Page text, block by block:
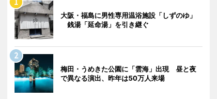
大阪・福島に男性専用温浴施設「しずのゆ」
銭湯「延命湯」を引き継ぐ
梅田・うめきた公園に「雲海」出現 昼と夜
で異なる演出、昨年は50万人来場